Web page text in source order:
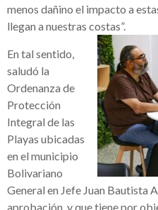
menos dañino el impacto a
llegan a nuestras costas”.
En tal sentido,
saludó la
Ordenanza de
Protección
Integral de las
Playas ubicadas
en el municipio
Bolivariano
General en Jefe Juan Bautista
aprobación, y que tiene por